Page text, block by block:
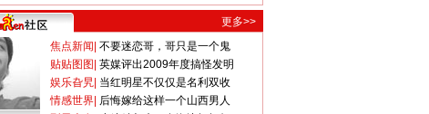
更多>>
焦点新闻 不要迷恋哥，哥只是一个鬼
贴贴图图 英媒评出2009年度搞怪发明
娱乐旮旯 当红明星不仅仅是名利双收
情感世界 后悔嫁给这样一个山西男人